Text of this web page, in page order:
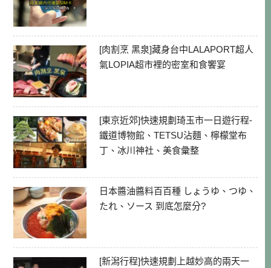
[肉割烹 黑泉]藏身台中LALAPORT超人
氣LOPIA超市裡的密室和食饗宴
[東京近郊]快速規劃琦玉市一日遊行程-
鐵道博物館、TETSU沾麵、檸檬堂布
丁、冰川神社、美食彙整
日本醬油醬料百百種 しょうゆ、つゆ、
たれ、ソース 到底怎麼分?
[新潟行程]快速規劃上越妙高的兩天一